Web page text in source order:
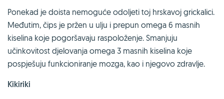
Ponekad je doista nemoguće odoljeti toj hrskavoj grickalici.
Međutim, čips je pržen u ulju i prepun omega 6 masnih
kiselina koje pogoršavaju raspoloženje. Smanjuju
učinkovitost djelovanja omega 3 masnih kiselina koje
pospješuju funkcioniranje mozga, kao i njegovo zdravlje.
Kikiriki